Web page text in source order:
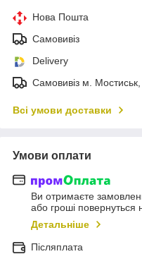
Нова Пошта
Самовивіз
Delivery
Самовивіз м.
Всі умови доставки
Умови оплати
Ви отримаєте
або гроші повернуться
Детальніше
Післяплата